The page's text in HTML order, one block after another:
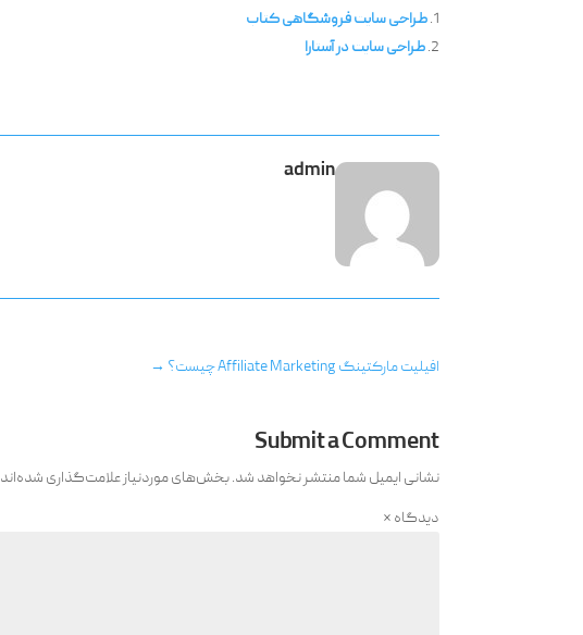
طراحی سایت فروشگاهی کتاب
طراحی سایت در آستارا
admin
افیلیت مارکتینگ Affiliate Marketing چیست؟ →
Submit a Comment
نشانی ایمیل شما منتشر نخواهد شد.بخش‌های موردنیاز علامت‌گذاری شده‌اند
دیدگاه *